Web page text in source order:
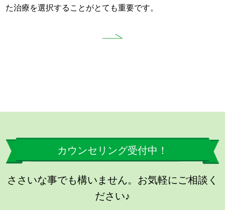
た治療を選択することがとても重要です。
カウンセリング受付中！
ささいな事でも構いません。お気軽にご相談く
ださい♪